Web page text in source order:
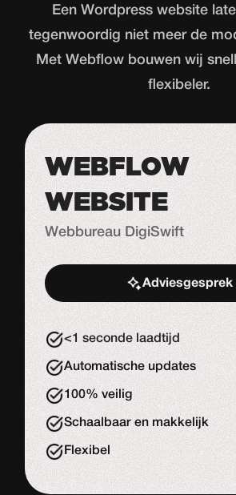
Een Wordpress website
tegenwoordig niet meer de
Met Webflow bouwen wij
flexibeler.
WEBFLOW
WEBSITE
Webbureau DigiSwift
Adviesgesprek
Start de
<1 seconde laadtijd
Automatische updates
100% veilig
Schaalbaar en makkelijk
Flexibel